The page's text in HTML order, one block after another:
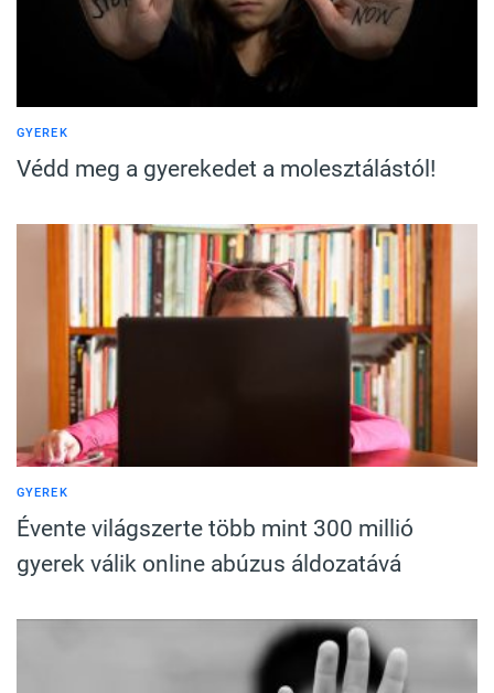
GYEREK
Védd meg a gyerekedet a molesztálástól!
GYEREK
Évente világszerte több mint 300 millió
gyerek válik online abúzus áldozatává